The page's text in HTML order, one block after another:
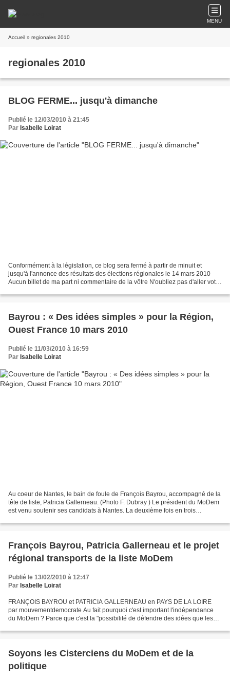
MENU
Accueil » regionales 2010
regionales 2010
BLOG FERME... jusqu'à dimanche
Publié le 12/03/2010 à 21:45
Par Isabelle Loirat
Conformément à la législation, ce blog sera fermé à partir de minuit et
jusqu'à l'annonce des résultats des élections régionales le 14 mars 2010
Aucun billet de ma part ni commentaire de la vôtre N'oubliez pas d'aller voter
Bayrou : « Des idées simples » pour la Région,
Ouest France 10 mars 2010
Publié le 11/03/2010 à 16:59
Par Isabelle Loirat
Au coeur de Nantes, le bain de foule de François Bayrou, accompagné de la
tête de liste, Patricia Gallerneau. (Photo F. Dubray ) Le président du MoDem
est venu soutenir ses candidats à Nantes. La deuxième fois en trois
François Bayrou, Patricia Gallerneau et le projet
régional transports de la liste MoDem
Publié le 13/02/2010 à 12:47
Par Isabelle Loirat
FRANÇOIS BAYROU et PATRICIA GALLERNEAU en PAYS DE LA LOIRE
par mouvementdemocrate Au fait pourquoi c'est important l'indépendance
du MoDem ? Parce que c'est la "possibilité de défendre des idées que les
Soyons les Cisterciens du MoDem et de la
politique